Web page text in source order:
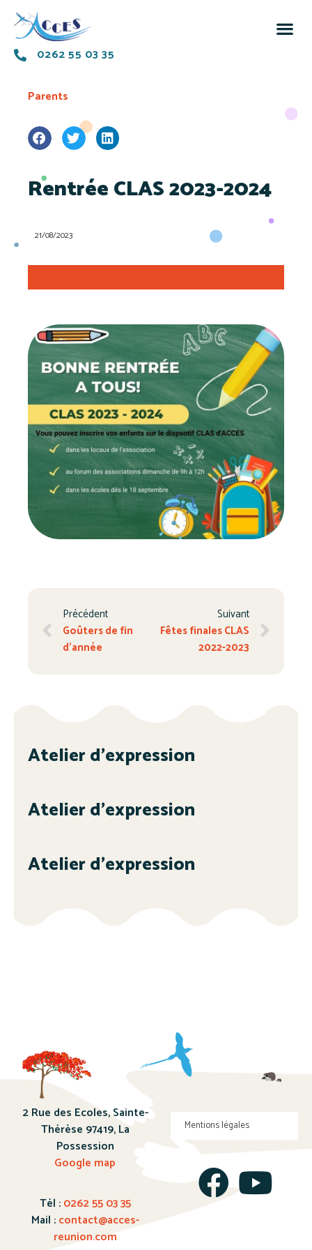
0262 55 03 35
Parents
Rentrée CLAS 2023-2024
21/08/2023
Précédent
Goûters de fin
d’année
Suivant
Fêtes finales CLAS
2022-2023
Atelier d’expression
Atelier d’expression
Atelier d’expression
2 Rue des Ecoles, Sainte-
Thérèse 97419, La
Possession
Google map
Tél :0262 55 03 35
Mail :contact@acces-
reunion.com
Mentions légales